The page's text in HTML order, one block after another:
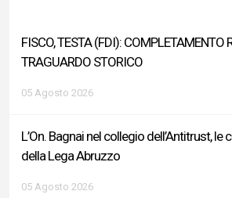
FISCO, TESTA (FDI): COMPLETAMENTO
TRAGUARDO STORICO
05 Agosto 2026
L’On. Bagnai nel collegio dell’Antitrust,
della Lega Abruzzo
05 Agosto 2026